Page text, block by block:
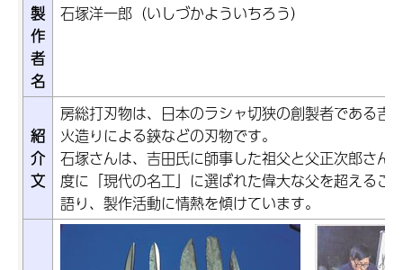
製
作
者
名
石塚洋一郎（いしづかよういちろう）
紹
介
文
房総打刃物は、日本のラシャ切狭の創製者である吉
火造りによる鋏などの刃物です。
石塚さんは、吉田氏に師事した祖父と父正次郎さん
度に「現代の名工」に選ばれた偉大な父を超えるこ
語り、製作活動に情熱を傾けています。